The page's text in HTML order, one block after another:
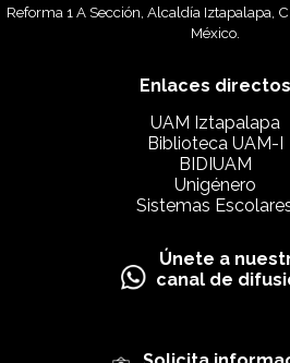
Reforma 1 A Sección, Alcaldía Iztapalapa,
México.
Enlaces directos
UAM Iztapalapa
Biblioteca UAM-I
BIDIUAM
Unigénero
Sistemas
Únete a
canal de